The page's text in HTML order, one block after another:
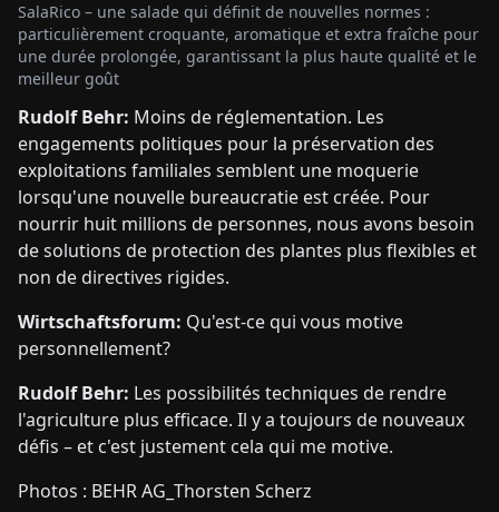
SalaRico – une salade qui définit de nouvelles normes :
particulièrement croquante, aromatique et extra fraîche pour
une durée prolongée, garantissant la plus haute qualité et le
meilleur goût
Rudolf Behr: Moins de réglementation. Les
engagements politiques pour la préservation des
exploitations familiales semblent une moquerie
lorsqu'une nouvelle bureaucratie est créée. Pour
nourrir huit millions de personnes, nous avons besoin
de solutions de protection des plantes plus flexibles et
non de directives rigides.
Wirtschaftsforum: Qu'est-ce qui vous motive
personnellement?
Rudolf Behr: Les possibilités techniques de rendre
l'agriculture plus efficace. Il y a toujours de nouveaux
défis – et c'est justement cela qui me motive.
Photos : BEHR AG_Thorsten Scherz